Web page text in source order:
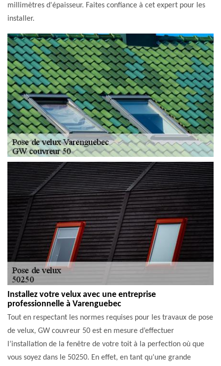
millimètres d'épaisseur. Faites confiance à cet expert pour les
installer.
Installez votre velux avec une entreprise
professionnelle à Varenguebec
Tout en respectant les normes requises pour les travaux de pose
de velux, GW couvreur 50 est en mesure d’effectuer
l’installation de la fenêtre de votre toit à la perfection où que
vous soyez dans le 50250. En effet, en tant qu’une grande